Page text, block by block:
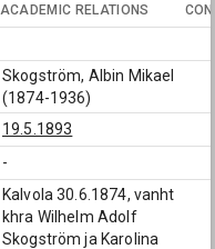
ACADEMIC RELATIONS
Skogström, Albin Mikael
(1874-1936)
19.5.1893
-
Kalvola 30.6.1874, vanht
khra Wilhelm Adolf
Skogström ja Karolina